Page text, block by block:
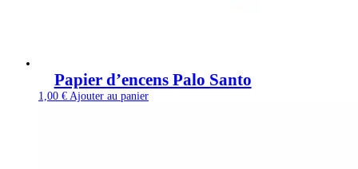
Papier d’encens Palo Santo
1,00 € Ajouter au panier